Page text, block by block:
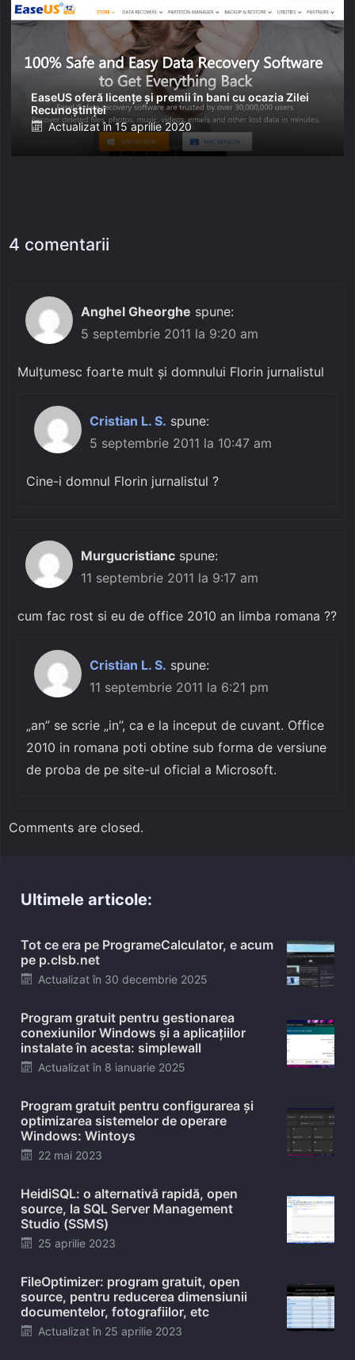
EaseUS oferă licențe și premii în bani cu ocazia Zilei
Recunoștinței
Posted
Actualizat în 15 aprilie 2020
4 comentarii
Anghel Gheorghe spune:
5 septembrie 2011 la 9:20 am
Mulţumesc foarte mult şi domnului Florin jurnalistul
Cristian L. S. spune:
5 septembrie 2011 la 10:47 am
Cine-i domnul Florin jurnalistul ?
Murgucristianc spune:
11 septembrie 2011 la 9:17 am
cum fac rost si eu de office 2010 an limba romana ??
Cristian L. S. spune:
11 septembrie 2011 la 6:21 pm
„an” se scrie „in”, ca e la inceput de cuvant. Office
2010 in romana poti obtine sub forma de versiune
de proba de pe site-ul oficial a Microsoft.
Comments are closed.
Ultimele articole:
Tot ce era pe ProgrameCalculator, e acum
pe p.clsb.net
Posted
Actualizat în 30 decembrie 2025
Program gratuit pentru gestionarea
conexiunilor Windows și a aplicațiilor
instalate în acesta: simplewall
Posted
Actualizat în 8 ianuarie 2025
Program gratuit pentru configurarea și
optimizarea sistemelor de operare
Windows: Wintoys
Posted
22 mai 2023
HeidiSQL: o alternativă rapidă, open
source, la SQL Server Management
Studio (SSMS)
Posted
25 aprilie 2023
FileOptimizer: program gratuit, open
source, pentru reducerea dimensiunii
documentelor, fotografiilor, etc
Posted
Actualizat în 25 aprilie 2023